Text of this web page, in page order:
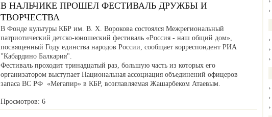
В НАЛЬЧИКЕ ПРОШЕЛ ФЕСТИВАЛЬ ДРУЖБЫ И
ТВОРЧЕСТВА
В Фонде культуры КБР им. В. Х. Ворокова состоялся Межрегиональный
патриотический детско-юношеский фестиваль «Россия - наш общий дом»,
посвященный Году единства народов России, сообщает корреспондент РИА
"Кабардино Балкария".
Фестиваль проходит тринадцатый раз, большую часть из которых его
организатором выступает Национальная ассоциация объединений офицеров
запаса ВС РФ «Мегапир» в КБР, возглавляемая Жашарбеком Атаевым.
Просмотров: 6